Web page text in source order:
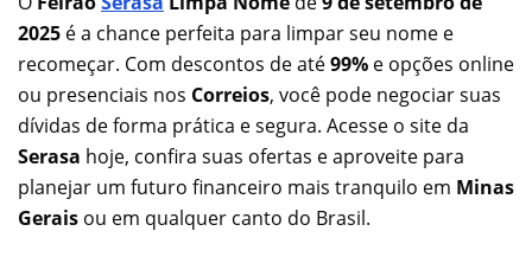
2025 é a chance perfeita para limpar seu nome e
recomeçar. Com descontos de até99% e opções online
ou presenciais nos Correios, você pode negociar suas
dívidas de forma prática e segura. Acesse o site da
Serasa hoje, confira suas ofertas e aproveite para
planejar um futuro financeiro mais tranquilo em Minas
Gerais ou em qualquer canto do Brasil.